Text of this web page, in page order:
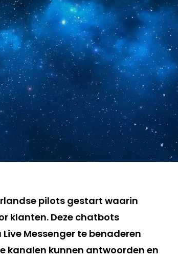
pilots gestart waarin
klanten. Deze chatbots
Messenger te benaderen
kanalen kunnen antwoorden en